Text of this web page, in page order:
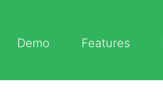
Demo Features